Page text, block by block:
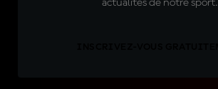
actualités de notre sport.